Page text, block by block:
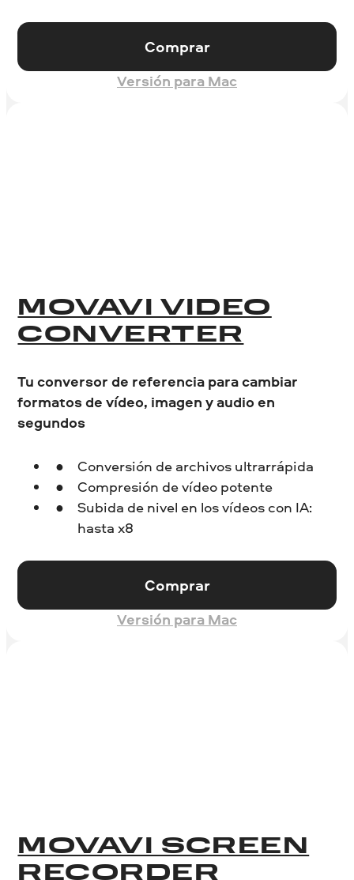
Comprar
Versión para Mac
MOVAVI VIDEO
CONVERTER
Tu conversor de referencia para cambiar
formatos de vídeo, imagen y audio en
segundos
Conversión de archivos ultrarrápida
Compresión de vídeo potente
Subida de nivel en los vídeos con IA:
hasta x8
Comprar
Versión para Mac
MOVAVI SCREEN
RECORDER